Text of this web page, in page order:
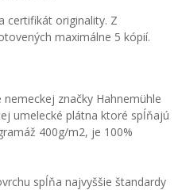
certifikát originality. Z
maximálne 5 kópií.
značky Hahnemühle
umelecké plátna ktoré spĺňajú
400g/m2, je 100%
spĺňa najvyššie štandardy